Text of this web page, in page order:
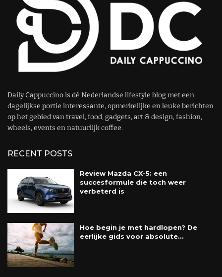
Daily Cappuccino is dé Nederlandse lifestyle blog met een
dagelijkse portie interessante, opmerkelijke en leuke berichten
op het gebied van travel, food, gadgets, art & design, fashion,
wheels, events en natuurlijk coffee.
RECENT POSTS
Review Mazda CX-5: een
succesformule die toch weer
verbeterd is
Hoe begin je met hardlopen? De
eerlijke gids voor absolute...